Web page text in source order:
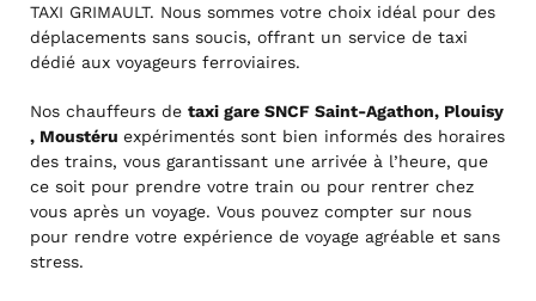
TAXI GRIMAULT. Nous sommes votre choix idéal pour des
déplacements sans soucis, offrant un service de taxi
dédié aux voyageurs ferroviaires.
Nos chauffeurs de taxi gare SNCF Saint-Agathon, Plouisy
, Moustéru expérimentés sont bien informés des horaires
des trains, vous garantissant une arrivée à l’heure, que
ce soit pour prendre votre train ou pour rentrer chez
vous après un voyage. Vous pouvez compter sur nous
pour rendre votre expérience de voyage agréable et sans
stress.